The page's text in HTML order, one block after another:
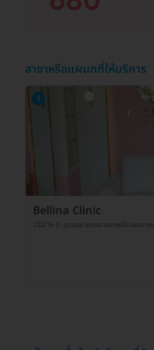
สาขาหรือแผนกที่ให้บริการ
1
Bellina Clinic
222/16 ถ. อุดมสุข แขวงบางนาเหนือ เขตบา